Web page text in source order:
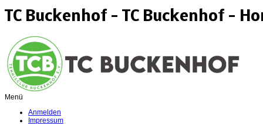
TC Buckenhof - TC Buckenhof -
Menü
Anmelden
Impressum